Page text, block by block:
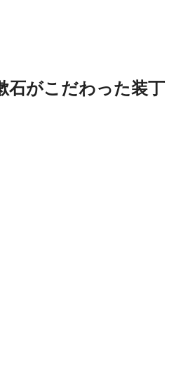
石がこだわった装丁